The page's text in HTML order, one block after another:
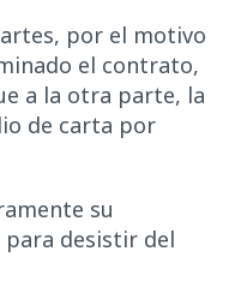
por el motivo
el contrato,
a la otra parte, la
de carta por
su
para desistir del